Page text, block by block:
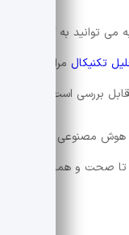
توانید به گزارش
تکنیکال مراجعه
قابل بررسی است.
هوش مصنوعی تولید
تا صحت و هماهنگی